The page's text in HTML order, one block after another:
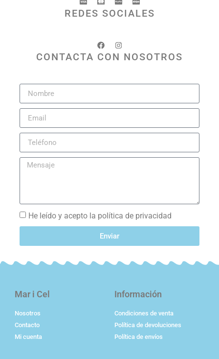
REDES SOCIALES
CONTACTA CON NOSOTROS
He leído y acepto la política de privacidad
Enviar
Mar i Cel
Nosotros
Contacto
Mi cuenta
Información
Condiciones de venta
Política de devoluciones
Política de envíos